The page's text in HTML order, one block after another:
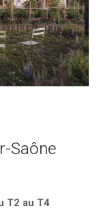
Saône
T2 au T4